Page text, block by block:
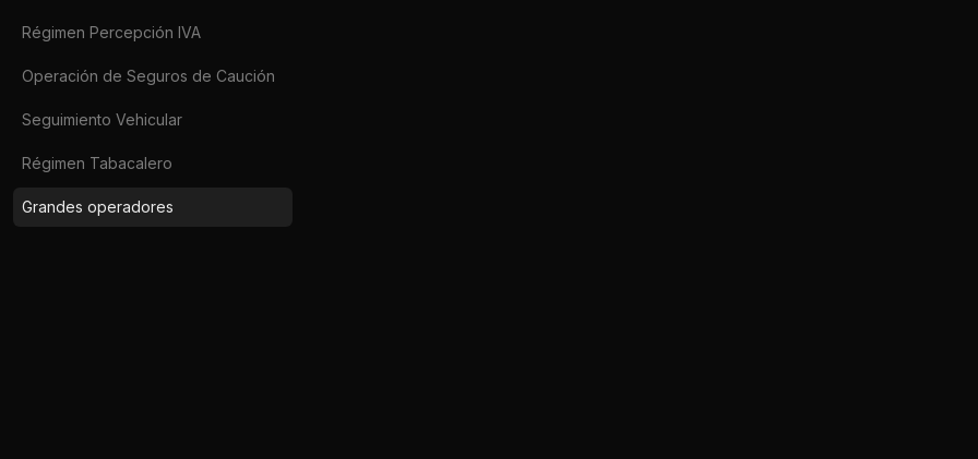
Régimen Percepción IVA
Operación de Seguros de Caución
Seguimiento Vehicular
Régimen Tabacalero
Grandes operadores